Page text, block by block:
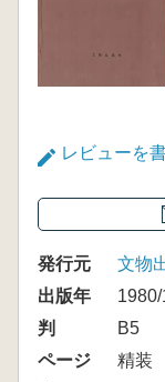
レビューを書
発行元
文物
出版年
判
B5
ページ
精装